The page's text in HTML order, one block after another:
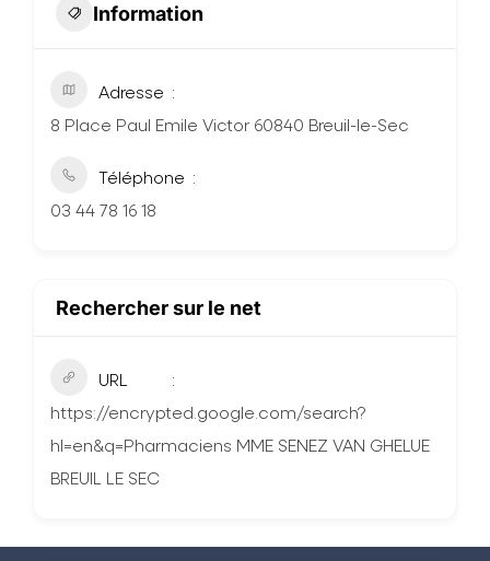
Information
Adresse
8 Place Paul Emile Victor 60840 Breuil-le-Sec
Téléphone
03 44 78 16 18
Rechercher sur le net
URL
https://encrypted.google.com/search?
hl=en&q=Pharmaciens MME SENEZ VAN GHELUE
BREUIL LE SEC